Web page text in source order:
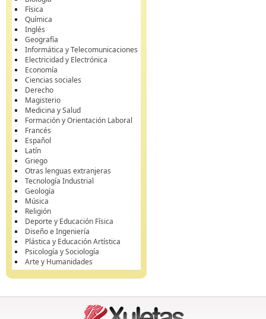
Física
Química
Inglés
Geografía
Informática y Telecomunicaciones
Electricidad y Electrónica
Economía
Ciencias sociales
Derecho
Magisterio
Medicina y Salud
Formación y Orientación Laboral
Francés
Español
Latín
Griego
Otras lenguas extranjeras
Tecnología Industrial
Geología
Música
Religión
Deporte y Educación Física
Diseño e Ingeniería
Plástica y Educación Artística
Psicología y Sociología
Arte y Humanidades